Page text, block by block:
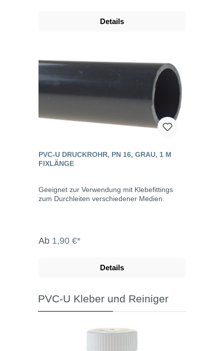
Details
PVC-U DRUCKROHR, PN 16, GRAU, 1 M
FIXLÄNGE
Geeignet zur Verwendung mit Klebefittings
zum Durchleiten verschiedener Medien.
Ab 1,90 €*
Details
PVC-U Kleber und Reiniger